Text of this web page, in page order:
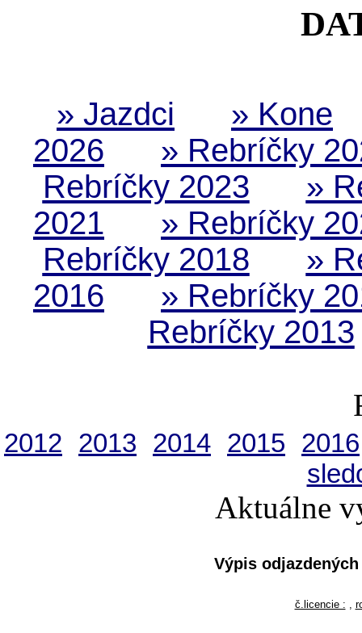
» Jazdci
» Kone
2026
» Rebríčky
Rebríčky 2023
»
2021
» Rebríčky
Rebríčky 2018
»
2016
» Rebríčky
Rebríčky 2013
2012 2013 2014 2015
2016
Aktuálne
Výpis
č.licencie : ,